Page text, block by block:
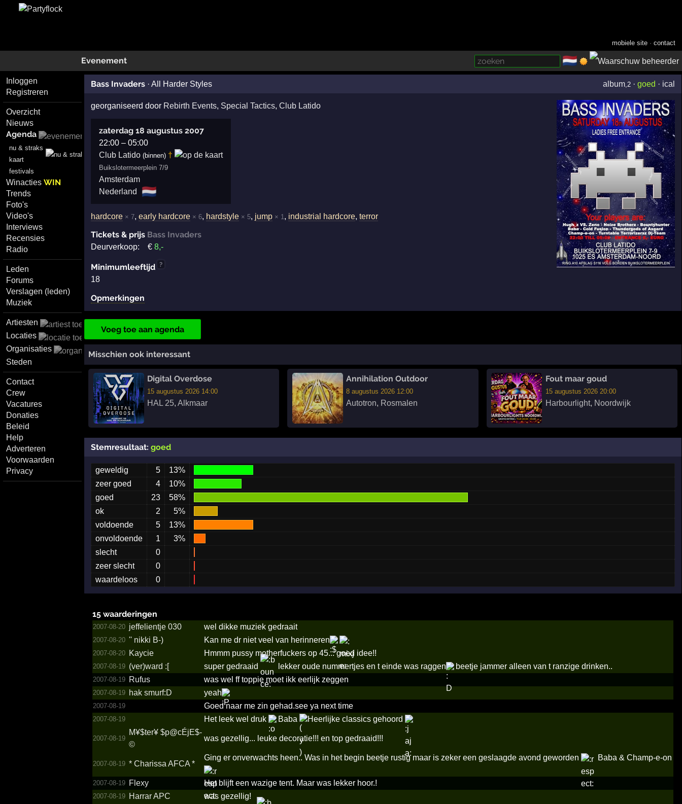
mobiele site ·contact
Evenement 🇳🇱
Inloggen
Registreren
Overzicht
Nieuws
Agenda
nu & straks
kaart
festivals
WinactiesWIN
Trends
Foto's
Video's
Interviews
Recensies
Radio
Leden
Forums
Verslagen (leden)
Muziek
Artiesten
Locaties
Organisaties
Steden
Contact
Crew
Vacatures
Donaties
Beleid
Help
Adverteren
Voorwaarden
Privacy
Bass Invaders· All Harder Styles album ,2 ·goed · ical
georganiseerd door Rebirth Events, Special Tactics, Club Latido
zaterdag 18 augustus 2007
22:00– 05:00
Club Latido (binnen) †
Buikslotermeerplein 7/9
Amsterdam
Nederland
🇳🇱
hardcore × 7, early hardcore × 6, hardstyle × 5, jump × 1 , industrial hardcore, terror
Tickets & prijs Bass Invaders
Deurverkoop: € 8,-
Minimumleeftijd ?
18
Opmerkingen
Voeg toe aan agenda
Misschien ook interessant
Digital Overdose
15 augustus 2026 14:00
HAL 25, Alkmaar
Annihilation Outdoor
8 augustus 2026 12:00
Autotron, Rosmalen
Fout maar goud
15 augustus 2026 20:00
Harbourlight, Noordwijk
Stemresultaat: goed
geweldig 5
13%
zeer goed
4
10%
goed
23
58%
ok
2
5%
voldoende
5
13%
onvoldoende
1
3%
slecht
0
zeer slecht
0
waardeloos
0
15 waarderingen
2007-08-20 jeffel­ientje 030 wel dikke muziek gedraait
2007-08-20 '' nikki B-) Kan me dr niet veel van herinneren
2007-08-20 Kaycie Hmmm pussy motherfuckers op 45... goed idee!!
2007-08-19 (ver)ward :[ super gedraaid lekker oude nummertjes en t einde was raggen beetje jammer alleen van t ranzige drinken..
2007-08-19 Rufus was wel ff toppie moet ikk eerlijk zeggen
2007-08-19 hak smurf:D yeah
2007-08-19 Goed naar me zin gehad.see ya next time
2007-08-19 Het leek wel druk Baba Heerlijke classics gehoord
2007-08-19
M¥$­ter¥ $­p@­cÉjE$­
©
was gezellig... leuke decoratie!!! en top gedraaid!!!
2007-08-19 *­ Charissa AFCA *­
Ging er onverwachts heen.. Was in het begin beetje rustig maar is zeker een geslaagde avond geworden Baba & Champ-e-on
2007-08-19 Flexy Het blijft een wazige tent. Maar was lekker hoor.!
2007-08-19 Harrar APC was gezellig!